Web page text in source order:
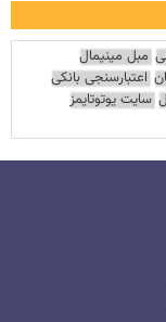
مبل مینیمال
اعتبارسنجی بانکی
سایت یوتوتایمز